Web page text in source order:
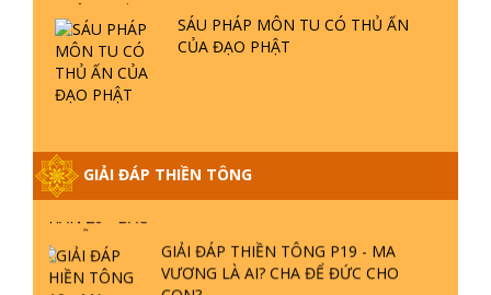
SÁU PHÁP MÔN TU CÓ THỦ ẤN
CỦA ĐẠO PHẬT
GIẢI ĐÁP THIỀN TÔNG
GIẢI ĐÁP VỀ LỄ TIỄN THIỀN TÔNG SƯ
NGỌC LÂM VỀ PHẬT GIỚI
PHẦN 20 - BÁC NGUYỄN NHÂN LÀ AI?
PHIỀN NÃO DO ĐÂU MÀ CÓ?
GIẢI ĐÁP THIỀN TÔNG P19 - MA
VƯƠNG LÀ AI? CHA ĐỂ ĐỨC CHO
CON?